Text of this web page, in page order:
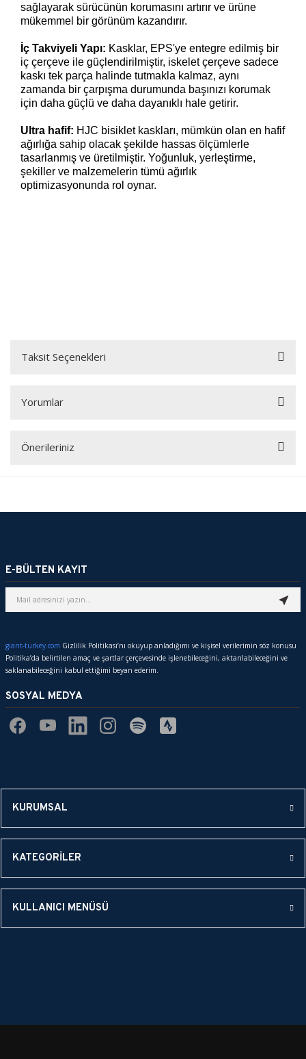
sağlayarak sürücünün korumasını artırır ve ürüne
mükemmel bir görünüm kazandırır.
İç Takviyeli Yapı: Kasklar, EPS'ye entegre edilmiş bir
iç çerçeve ile güçlendirilmiştir, iskelet çerçeve sadece
kaskı tek parça halinde tutmakla kalmaz, aynı
zamanda bir çarpışma durumunda başınızı korumak
için daha güçlü ve daha dayanıklı hale getirir.
Ultra hafif: HJC bisiklet kaskları, mümkün olan en hafif
ağırlığa sahip olacak şekilde hassas ölçümlerle
tasarlanmış ve üretilmiştir. Yoğunluk, yerleştirme,
şekiller ve malzemelerin tümü ağırlık
optimizasyonunda rol oynar.
Taksit Seçenekleri
Yorumlar
Önerileriniz
Ürün resmi kalitesiz, bozuk veya görüntülenemiyor.
Ürün açıklamasında eksik bilgiler bulunuyor.
Ürün bilgilerinde hatalar bulunuyor.
Bu ürüne benzer farklı alternatifler olmalı.
E-BÜLTEN KAYIT
giant-turkey.com Gizlilik Politikası’nı okuyup anladığımı ve kişisel verilerimin söz konusu
Politika’da belirtilen amaç ve şartlar çerçevesinde işlenebileceğini, aktarılabileceğini ve
saklanabileceğini kabul ettiğimi beyan ederim.
SOSYAL MEDYA
KURUMSAL
KATEGORİLER
KULLANICI MENÜSÜ